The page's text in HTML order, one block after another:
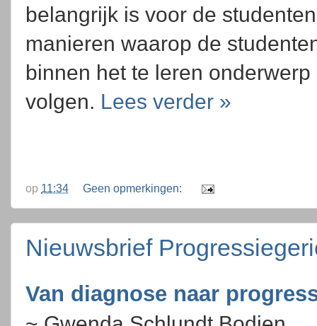
belangrijk is voor de
manieren waarop de
binnen het te leren
volgen. Lees verder »
op 11:34 Geen opmerkingen:
Nieuwsbrief
Van diagnose naar